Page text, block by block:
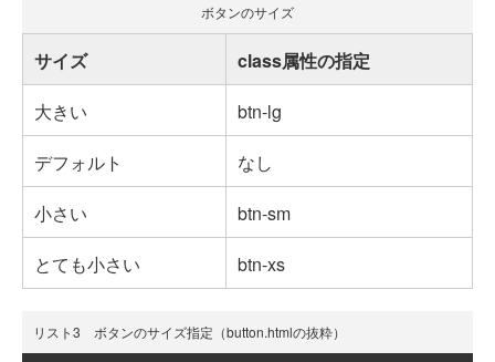
ボタンのサイズ
サイズ
class属性の指定
大きい
btn-lg
デフォルト
なし
小さい
btn-sm
とても小さい
btn-xs
リスト3 ボタンのサイズ指定（button.htmlの抜粋）